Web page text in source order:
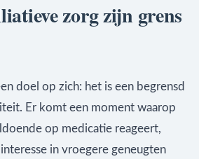
zorg zijn grens
doel op zich: het is een begrensd
Er komt een moment waarop
op medicatie reageert,
in vroegere geneugten